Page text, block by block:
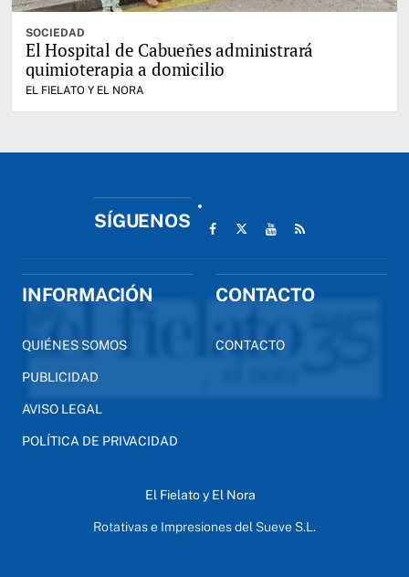
SOCIEDAD
El Hospital de Cabueñes administrará
quimioterapia a domicilio
EL FIELATO Y EL NORA
SÍGUENOS
INFORMACIÓN
QUIÉNES SOMOS
PUBLICIDAD
AVISO LEGAL
POLÍTICA DE PRIVACIDAD
CONTACTO
CONTACTO
El Fielato y El Nora
Rotativas e Impresiones del Sueve S.L.